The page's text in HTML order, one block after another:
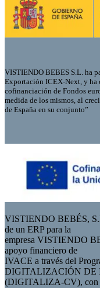
VISTIENDO BEBES S.L. ha
Exportación ICEX-Next, y ha
cofinanciación de Fondos
medida de los mismos, al
de España en su conjunto”
VISTIENDO BEBÉS,
de un ERP para la
empresa VISTIENDO
apoyo financiero de
IVACE a través del
DIGITALIZACIÓN DE
(DIGITALIZA-CV), con